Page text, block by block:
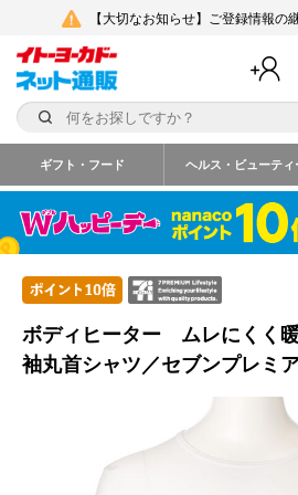
【大切なお知らせ】ご登録情報の
ギフト・フード ヘルス・ビューティ
ボディヒーター ムレにく
袖丸首シャツ／セブンプレミ